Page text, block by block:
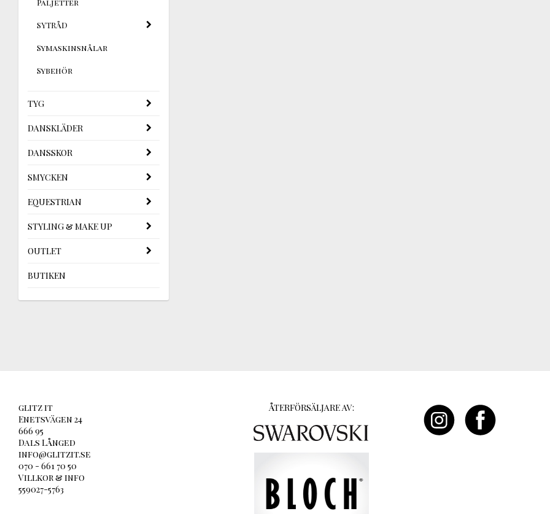
SYTRÅD
Symaskinsnålar
Sybehör
TYG
DANSKLÄDER
DANSSKOR
SMYCKEN
EQUESTRIAN
STYLING & MAKE UP
OUTLET
BUTIKEN
glitz it
Enetsvägen 24
666 95
Dals Långed
info@glitzit.se
070 - 661 70 50
Villkor & info
559027-5763
ÅTERFÖRSÄLJARE AV: